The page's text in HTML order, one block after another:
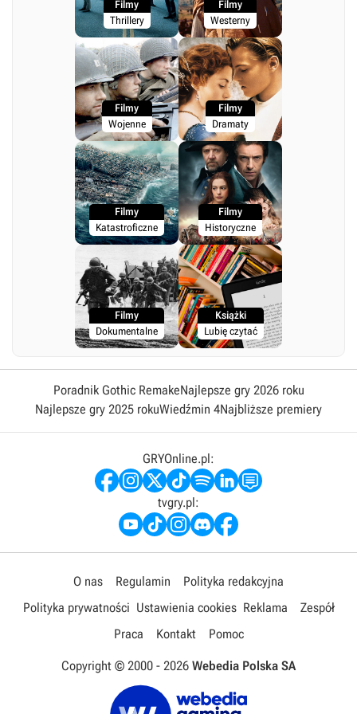
Filmy
Thrillery
Filmy
Westerny
Filmy
Wojenne
Filmy
Dramaty
Filmy
Katastroficzne
Filmy
Historyczne
Filmy
Dokumentalne
Książki
Lubię czytać
Poradnik Gothic RemakeNajlepsze gry 2026 roku
Najlepsze gry 2025 rokuWiedźmin 4Najbliższe premiery
GRYOnline.pl:
tvgry.pl:
O nas Regulamin
Polityka redakcyjna
Polityka prywatności Ustawienia cookies Reklama
Zespół
Praca
Kontakt Pomoc
Copyright © 2000 - 2026 Webedia Polska SA